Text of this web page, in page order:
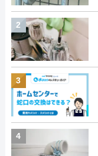
2
3
4